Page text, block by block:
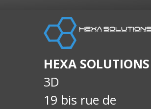
HEXA SOLUTIONS
3D
19 bis rue de